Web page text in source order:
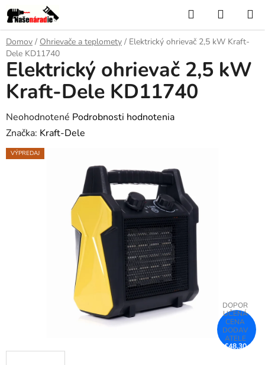
Prejsť
na
obsah
Hľadať
KOŠÍK
Domov / Ohrievače a teplomety / Elektrický ohrievač 2,5 kW Kraft-
Dele KD11740
Elektrický ohrievač 2,5 kW
Kraft-Dele KD11740
Priemerné
hodnotenie
produktu
Neohodnotené Podrobnosti hodnotenia
Značka: Kraft-Dele
VÝPREDAJ
€48,30